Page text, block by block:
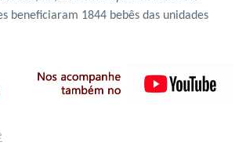
beneficiaram 1844 bebês das unidades